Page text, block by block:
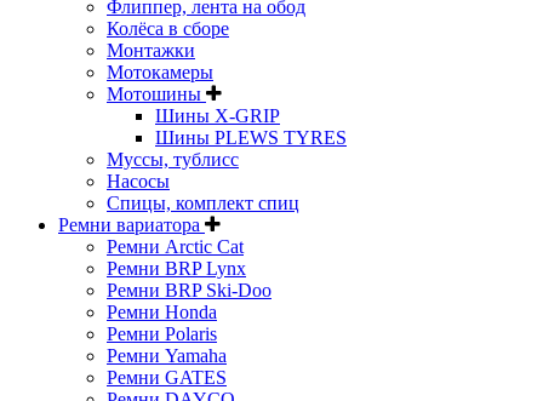
Флиппер, лента на обод
Колёса в сборе
Монтажки
Мотокамеры
Мотошины
Шины X-GRIP
Шины PLEWS TYRES
Муссы, тублисс
Насосы
Спицы, комплект спиц
Ремни вариатора
Ремни Arctic Cat
Ремни BRP Lynx
Ремни BRP Ski-Doo
Ремни Honda
Ремни Polaris
Ремни Yamaha
Ремни GATES